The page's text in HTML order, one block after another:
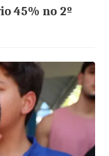
45% no 2º